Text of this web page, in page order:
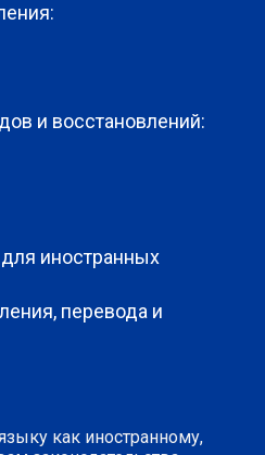
и восстановлений:
иностранных
перевода и
как иностранному,